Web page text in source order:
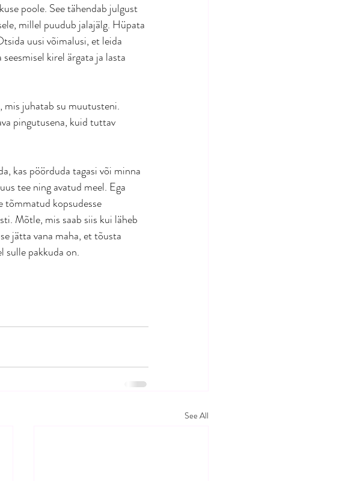
poole. See tähendab julgust
millel puudub jalajälg. Hüpata
uusi võimalusi, et leida
kirel ärgata ja lasta
mis juhatab su muutusteni.
pingutusena, kuid tuttav
kas pöörduda tagasi või minna
tee ning avatud meel. Ega
tõmmatud kopsudesse
Mõtle, mis saab siis kui läheb
jätta vana maha, et tõusta
sulle pakkuda on.
See All